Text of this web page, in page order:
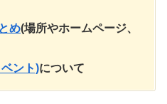
め(場所やホームページ、
ント)について